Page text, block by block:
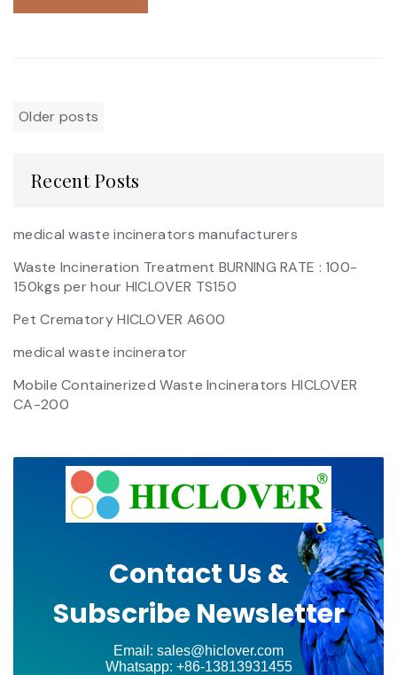
Posts
Older posts
Recent Posts
medical waste incinerators manufacturers
Waste Incineration Treatment BURNING RATE : 100-
150kgs per hour HICLOVER TS150
Pet Crematory HICLOVER A600
medical waste incinerator
Mobile Containerized Waste Incinerators HICLOVER
CA-200
Contact Us &
Subscribe Newsletter
Email: sales@hiclover.com
Whatsapp: +86-13813931455